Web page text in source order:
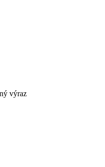
výraz